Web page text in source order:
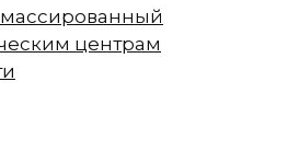
центрам